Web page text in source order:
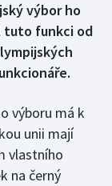
výbor ho
tuto funkci od
výboru má k
unii mají
vlastního
na černý